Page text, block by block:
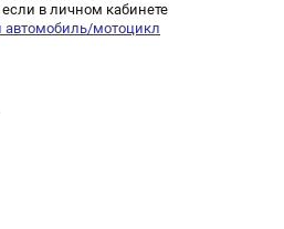
в личном кабинете
автомобиль/мотоцикл